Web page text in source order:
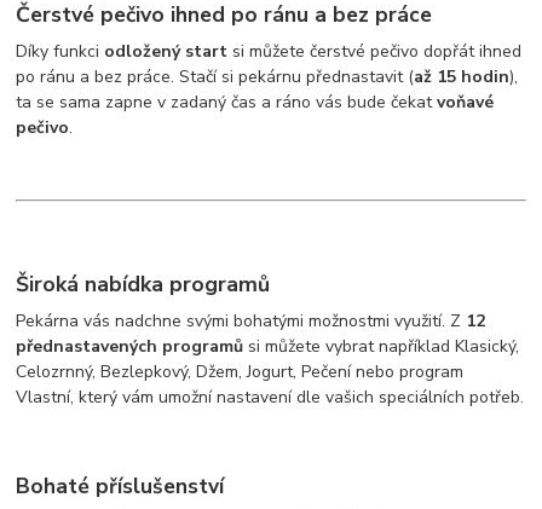
Čerstvé pečivo ihned po ránu a bez práce
Díky funkci odložený start si můžete čerstvé pečivo dopřát ihned
po ránu a bez práce. Stačí si pekárnu přednastavit (až 15 hodin),
ta se sama zapne v zadaný čas a ráno vás bude čekatvoňavé
pečivo.
Široká nabídka programů
Pekárna vás nadchne svými bohatými možnostmi využití. Z 12
přednastavených programů si můžete vybrat například Klasický,
Celozrnný, Bezlepkový, Džem, Jogurt, Pečení nebo program
Vlastní, který vám umožní nastavení dle vašich speciálních potřeb.
Bohaté příslušenství